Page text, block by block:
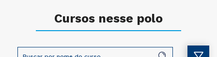
Cursos nesse polo